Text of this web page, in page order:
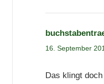
16. September
Das klingt